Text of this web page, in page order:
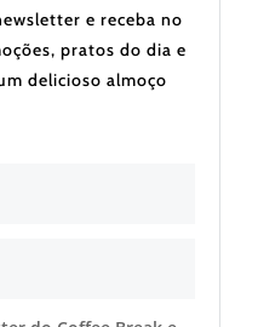
e receba no
pratos do dia e
delicioso almoço